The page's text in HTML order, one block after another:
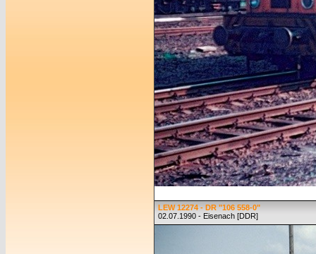
LEW 12274 - DR "106 558-0"
02.07.1990 - Eisenach [DDR]